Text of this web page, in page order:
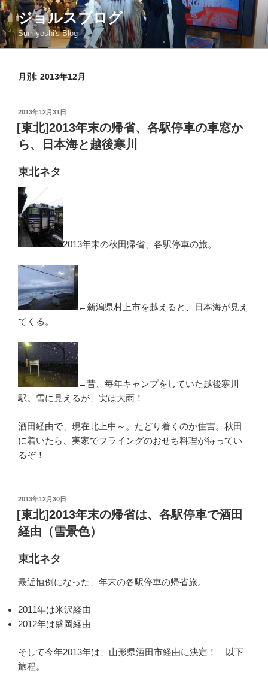
コ
ン
テ
ン
ジョルスブログ
Sumiyoshi's Blog
月別: 2013年12月
投
稿
日:
2013年12月31日
[東北]2013年末の帰省、各駅停車の車窓か
ら、日本海と越後寒川
東北ネタ
2013年末の秋田帰省、各駅停車の旅。
←新潟県村上市を越えると、日本海が見え
てくる。
←昔、毎年キャンプをしていた越後寒川
駅。雪に見えるが、実は大雨！
酒田経由で、現在北上中～。たどり着くのか住吉。秋田
に着いたら、実家でフライングのおせち料理が待ってい
るぞ！
投
稿
日:
2013年12月30日
[東北]2013年末の帰省は、各駅停車で酒田
経由（雪景色）
東北ネタ
最近恒例になった、年末の各駅停車の帰省旅。
2011年は米沢経由
2012年は盛岡経由
そして今年2013年は、山形県酒田市経由に決定！ 以下
旅程。